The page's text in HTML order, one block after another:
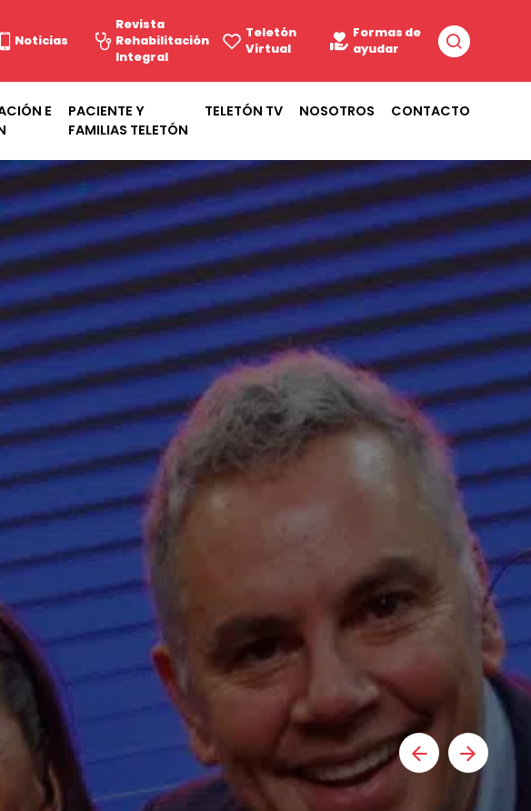
Noticias
Revista
Rehabilitación
Integral
Teletón
Virtual
Formas de
ayudar
E
PACIENTE Y
FAMILIAS TELETÓN
TELETÓN TV NOSOTROS CONTACTO